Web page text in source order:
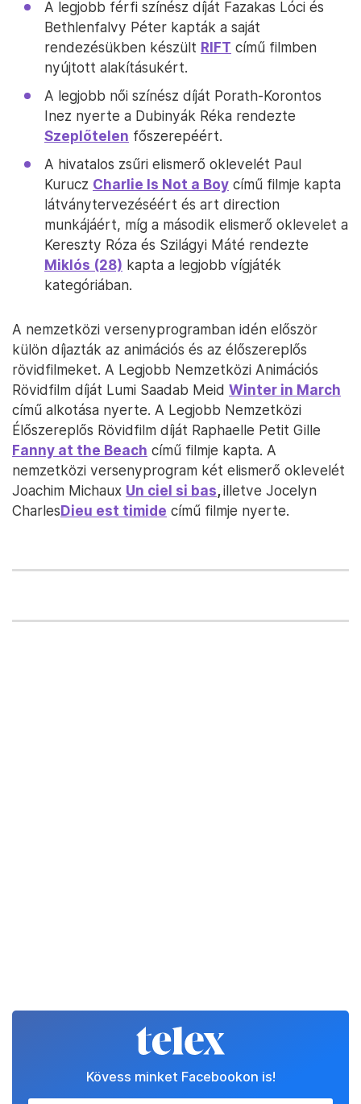
A legjobb férfi színész díját Fazakas Lóci és
Bethlenfalvy Péter kapták a saját
rendezésükben készült RIFT című filmben
nyújtott alakításukért.
A legjobb női színész díját Porath-Korontos
Inez nyerte a Dubinyák Réka rendezte
Szeplőtelen főszerepéért.
A hivatalos zsűri elismerő oklevelét Paul
Kurucz Charlie Is Not a Boy című filmje kapta
látványtervezéséért és art direction
munkájáért, míg a második elismerő oklevelet a
Kereszty Róza és Szilágyi Máté rendezte
Miklós (28) kapta a legjobb vígjáték
kategóriában.
A nemzetközi versenyprogramban idén először
külön díjazták az animációs és az élőszereplős
rövidfilmeket. A Legjobb Nemzetközi Animációs
Rövidfilm díját Lumi Saadab Meid Winter in March
című alkotása nyerte. A Legjobb Nemzetközi
Élőszereplős Rövidfilm díját Raphaelle Petit Gille
Fanny at the Beach című filmje kapta. A
nemzetközi versenyprogram két elismerő oklevelét
Joachim Michaux Un ciel si bas,illetve Jocelyn
CharlesDieu est timide című filmje nyerte.
Kövess minket Facebookon is!